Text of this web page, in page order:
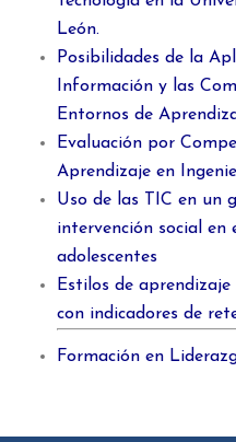
León.
Posibilidades de la
Información y las
Entornos de
Evaluación por
Aprendizaje en
Uso de las TIC en un
intervención social en
adolescentes
Estilos de
con indicadores de
Formación en